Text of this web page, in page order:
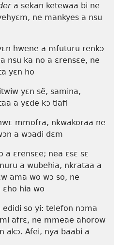
a sekan ketewaa bi ne
ne mankyes a nsu
hwene a mfuturu renkɔ
nsu ka no a ɛrensɛe, ne
yɛn ho
yɛn sẽ, samina,
a yɛde kɔ tiafi
mmofra, nkwakoraa ne
a wɔadi dɛm
a ɛrensɛe; nea ɛsɛ sɛ
a wubehia, nkrataa a
ama wo wɔ so, ne
hia wo
edidi so yi: telefon nɔma
afrɛ, ne mmeae ahorow
akɔ. Afei, nya baabi a